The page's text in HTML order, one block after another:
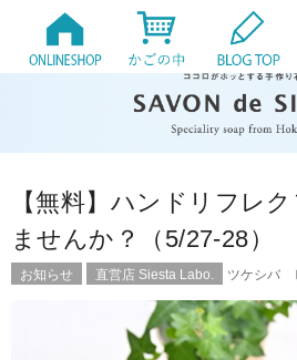
【無料】ハンドリフレ
ませんか？（5/27-28）
お知らせ 直営店 Siesta Labo. ツケシバ